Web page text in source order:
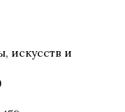
искусств и